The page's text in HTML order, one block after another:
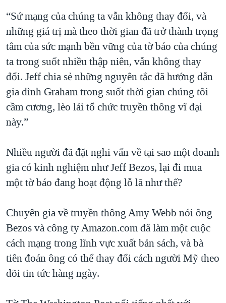
“Sứ mạng của chúng ta vẫn không thay đổi, và
những giá trị mà theo thời gian đã trở thành trọng
tâm của sức mạnh bền vững của tờ báo của chúng
ta trong suốt nhiều thập niên, vẫn không thay
đổi. Jeff chia sẻ những nguyên tắc đã hướng dẫn
gia đình Graham trong suốt thời gian chúng tôi
cầm cương, lèo lái tổ chức truyền thông vĩ đại
này.”
Nhiều người đã đặt nghi vấn về tại sao một doanh
gia có kinh nghiệm như Jeff Bezos, lại đi mua
một tờ báo đang hoạt động lỗ lã như thế?
Chuyên gia về truyền thông Amy Webb nói ông
Bezos và công ty Amazon.com đã làm một cuộc
cách mạng trong lĩnh vực xuất bản sách, và bà
tiên đoán ông có thể thay đổi cách người Mỹ theo
dõi tin tức hàng ngày.